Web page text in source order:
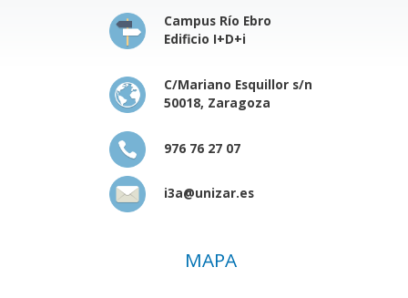
Campus Río Ebro
Edificio I+D+i
C/Mariano Esquillor s/n
50018, Zaragoza
976 76 27 07
i3a@unizar.es
MAPA